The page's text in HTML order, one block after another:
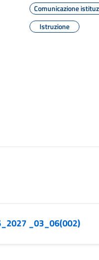
Comunicazione
Istruzione
_03_06(002)